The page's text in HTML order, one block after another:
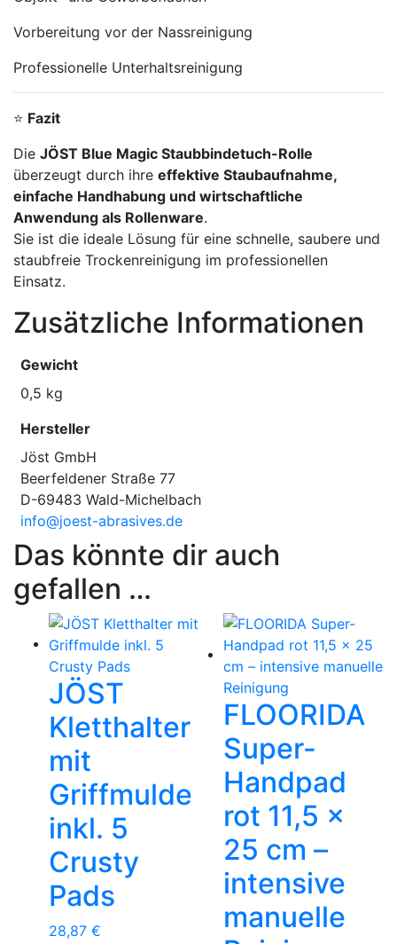
Vorbereitung vor der Nassreinigung
Professionelle Unterhaltsreinigung
⭐ Fazit
Die JÖST Blue Magic Staubbindetuch-Rolle
überzeugt durch ihre effektive Staubaufnahme,
einfache Handhabung und wirtschaftliche
Anwendung als Rollenware.
Sie ist die ideale Lösung für eine schnelle, saubere und
staubfreie Trockenreinigung im professionellen
Einsatz.
Zusätzliche Informationen
Gewicht
0,5 kg
Hersteller
Jöst GmbH
Beerfeldener Straße 77
D-69483 Wald-Michelbach
info@joest-abrasives.de
Das könnte dir auch
gefallen …
JÖST
Kletthalter
mit
Griffmulde
inkl. 5
Crusty
Pads
28,87 €
FLOORIDA
Super-
Handpad
rot 11,5 ×
25 cm –
intensive
manuelle